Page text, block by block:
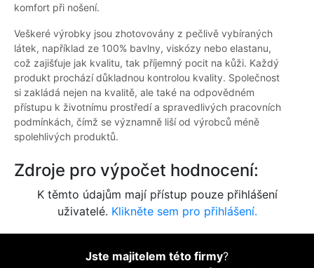
komfort při nošení.
Veškeré výrobky jsou zhotovovány z pečlivě vybíraných
látek, například ze 100% bavlny, viskózy nebo elastanu,
což zajišťuje jak kvalitu, tak příjemný pocit na kůži. Každý
produkt prochází důkladnou kontrolou kvality. Společnost
si zakládá nejen na kvalitě, ale také na odpovědném
přístupu k životnímu prostředí a spravedlivých pracovních
podmínkách, čímž se významně liší od výrobců méně
spolehlivých produktů.
Zdroje pro výpočet hodnocení:
K těmto údajům mají přístup pouze přihlášení
uživatelé. Klikněte sem pro přihlášení.
Jste majitelem této firmy?